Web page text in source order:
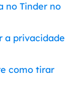
no Tinder no
a privacidade
como tirar